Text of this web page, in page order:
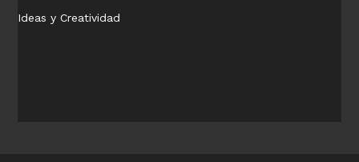
Ideas y Creatividad